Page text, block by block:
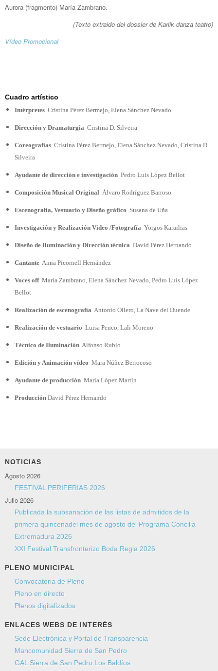
Aurora (fragmento) María Zambrano.
(Texto extraido del dossier de Karlik danza teatro)
Vídeo Promocional
Cuadro artístico
Intérpretes Cristina Pérez Bermejo, Elena Sánchez Nevado
Dirección y Dramaturgia Cristina D. Silveira
Coreografías Cristina Pérez Bermejo, Elena Sánchez Nevado, Cristina D.
Silveira
Ayudante de dirección e investigación Pedro Luis López Bellot
Composición Musical Original Álvaro Rodríguez Barroso
Escenografía, Vestuario y Diseño gráfico Susana de Uña
Investigación y Realización Video /Fotografía Yorgos Karailias
Diseño de Iluminación y Dirección técnica David Pérez Hernando
Cantante Anna Picornell Hernández
Voces offMaría Zambrano, Elena Sánchez Nevado, Pedro Luis López
Bellot
Realización de escenografía Antonio Ollero, La Nave del Duende
Realización de vestuario Luisa Penco, Lali Moreno
Técnico de Iluminación Alfonso Rubio
Edición y Animación vídeo Mara Núñez Berrocoso
Ayudante de producción María López Martín
Producción David Pérez Hernando
NOTICIAS
Agosto 2026
FESTIVAL PERIFERIAS 2026
Julio 2026
Publicada la subsanación de las listas de admitidos de la
primera quincenadel mes de agosto del Programa Concilia
Extremadura 2026
XXI Festival Transfronterizo Boda Regia 2026
PLENO MUNICIPAL
Convocatoria de Pleno
Pleno en directo
Plenos digitalizados
ENLACES WEBS DE INTERÉS
Sede Electrónica y Portal de Transparencia
Mancomunidad Sierra de San Pedro
GAL Sierra de San Pedro Los Baldíos